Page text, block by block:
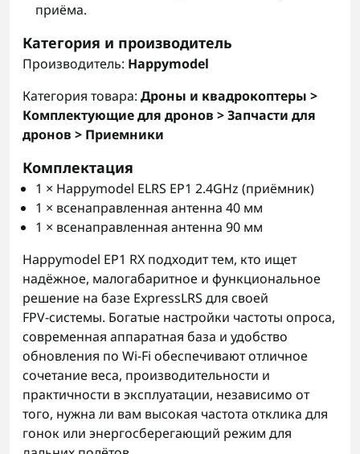
приёма.
Категория и производитель
Производитель: Happymodel
Категория товара: Дроны и квадрокоптеры >
Комплектующие для дронов > Запчасти для
дронов > Приемники
Комплектация
1 × Happymodel ELRS EP1 2.4GHz (приёмник)
1 × всенаправленная антенна 40 мм
1 × всенаправленная антенна 90 мм
Happymodel EP1 RX подходит тем, кто ищет
надёжное, малогабаритное и функциональное
решение на базе ExpressLRS для своей
FPV‑системы. Богатые настройки частоты опроса,
современная аппаратная база и удобство
обновления по Wi‑Fi обеспечивают отличное
сочетание веса, производительности и
практичности в эксплуатации, независимо от
того, нужна ли вам высокая частота отклика для
гонок или энергосберегающий режим для